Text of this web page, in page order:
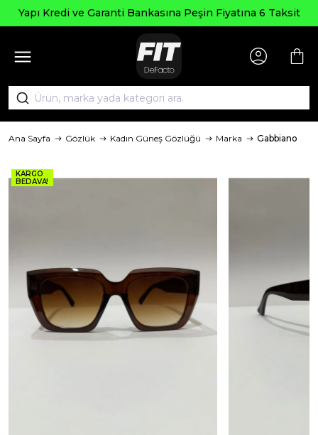
ve Garanti Bankasına Peşin Fiyatına 6 Taksit
Ana Sayfa Gözlük Kadın Güneş Gözlüğü Marka Gabbiano
KARGO
BEDAVA!